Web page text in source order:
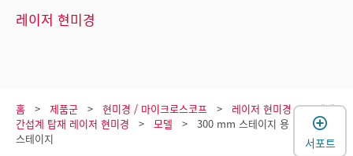
레이저 현미경
홈 제품군 현미경 / 마이크로스코프 레이저 현미경
백색
간섭계 탑재 레이저 현미경
모델
300 mm 스테이지 용 경사
스테이지
서포트